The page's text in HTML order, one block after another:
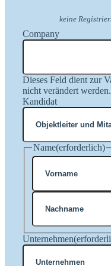
keine
Company
Dieses Feld dient zur
nicht verändert werden.
Kandidat
Name(erforderlich)
Vorname
Nachname
Unternehmen